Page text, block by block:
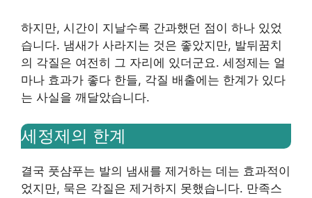
하지만, 시간이 지날수록 간과했던 점이 하나 있었
습니다. 냄새가 사라지는 것은 좋았지만, 발뒤꿈치
의 각질은 여전히 그 자리에 있더군요. 세정제는 얼
마나 효과가 좋다 한들, 각질 배출에는 한계가 있다
는 사실을 깨달았습니다.
세정제의 한계
결국 풋샴푸는 발의 냄새를 제거하는 데는 효과적이
었지만, 묵은 각질은 제거하지 못했습니다. 만족스